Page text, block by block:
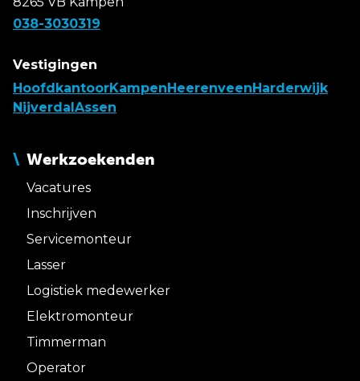
038-3030319
Vestigingen
HoofdkantoorKampen Heerenveen Harderwijk
Nijverdal Assen
Werkzoekenden
Vacatures
Inschrijven
Servicemonteur
Lasser
Logistiek medewerker
Elektromonteur
Timmerman
Operator